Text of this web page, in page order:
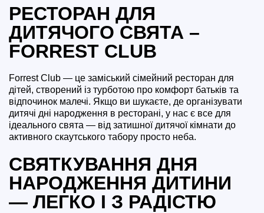
РЕСТОРАН ДЛЯ
ДИТЯЧОГО СВЯТА –
FORREST CLUB
Forrest Club — це заміський сімейний ресторан для
дітей, створений із турботою про комфорт батьків та
відпочинок малечі. Якщо ви шукаєте, де організувати
дитячі дні народження в ресторані, у нас є все для
ідеального свята — від затишної дитячої кімнати до
активного скаутського табору просто неба.
СВЯТКУВАННЯ ДНЯ
НАРОДЖЕННЯ ДИТИНИ
— ЛЕГКО І З РАДІСТЮ